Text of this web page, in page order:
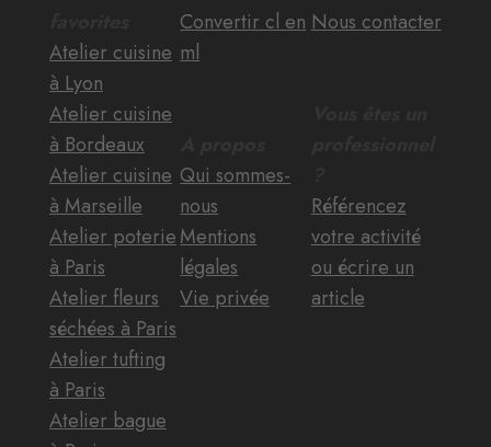
Atelier cuisine
à Lyon
Atelier cuisine
à Bordeaux
Atelier cuisine
à Marseille
Atelier poterie
à Paris
Atelier fleurs
séchées à Paris
Atelier tufting
à Paris
Atelier bague
Convertir cl en
ml
Qui sommes-
nous
Mentions
légales
Vie privée
Nous contacter
Référencez
votre activité
ou écrire un
article